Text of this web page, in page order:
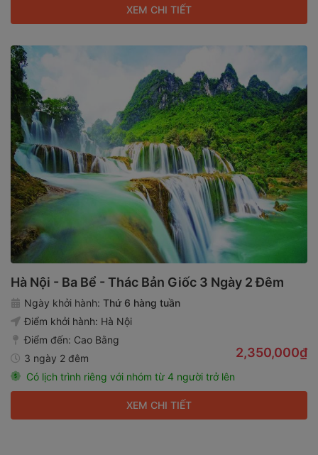
XEM CHI TIẾT
Hà Nội - Ba Bể - Thác Bản Giốc 3 Ngày 2 Đêm
2,350,000₫
Ngày khởi hành: Thứ 6 hàng tuần
Điểm khởi hành: Hà Nội
Điểm đến: Cao Bằng
3 ngày 2 đêm
Có lịch trình riêng với nhóm từ 4 người trở lên
XEM CHI TIẾT